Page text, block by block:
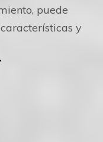
puede
y